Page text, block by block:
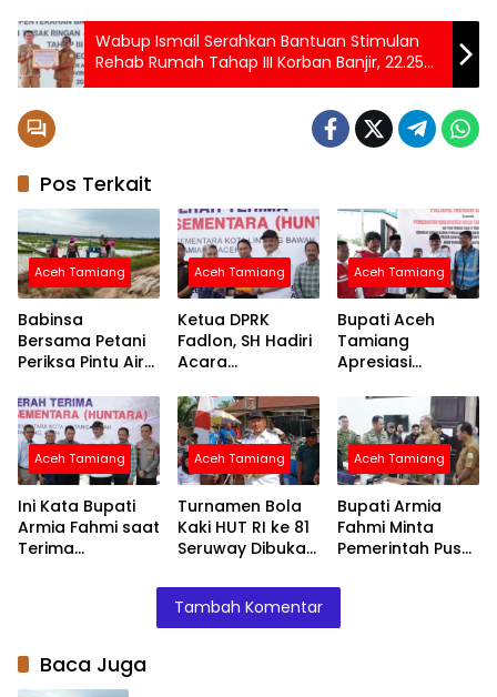
Wabup Ismail Serahkan Bantuan Stimulan
Rehab Rumah Tahap III Korban Banjir, 22.250
KK Mulai Disalurkan
Pos Terkait
Aceh Tamiang
Babinsa
Bersama Petani
Periksa Pintu Air
Air ke Sawah
Aceh Tamiang
Ketua DPRK
Fadlon, SH Hadiri
Acara
Huntara dari
Mercy Malaysia
Aceh Tamiang
Bupati Aceh
Tamiang
Apresiasi
untuk
Percepatan
Pemulihan
Layanan Air
Bersih
Aceh Tamiang
Ini Kata Bupati
Armia Fahmi saat
Terima
Aceh Tamiang
Turnamen Bola
Kaki HUT RI ke 81
Seruway Dibuka
Fahmi
Aceh Tamiang
Bupati Armia
Fahmi Minta
Pemerintah Pusat
Normalisasi
Cegah Banjir
Tambah Komentar
Baca Juga